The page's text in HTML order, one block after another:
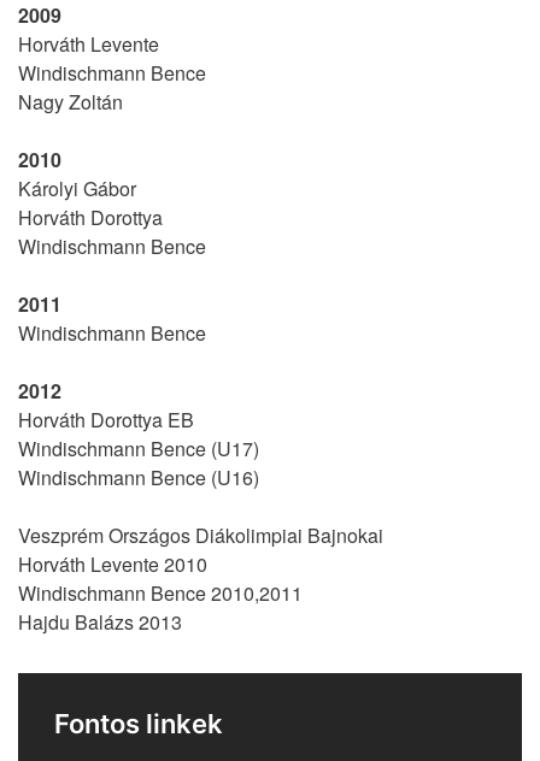
2009
Horváth Levente
Windischmann Bence
Nagy Zoltán
2010
Károlyi Gábor
Horváth Dorottya
Windischmann Bence
2011
Windischmann Bence
2012
Horváth Dorottya EB
Windischmann Bence (U17)
Windischmann Bence (U16)
Veszprém Országos Diákolimpiai Bajnokai
Horváth Levente 2010
Windischmann Bence 2010,2011
Hajdu Balázs 2013
Fontos linkek